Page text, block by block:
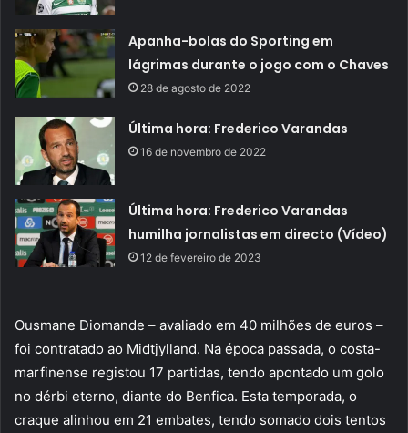
Apanha-bolas do Sporting em
lágrimas durante o jogo com o Chaves
28 de agosto de 2022
Última hora: Frederico Varandas
16 de novembro de 2022
Última hora: Frederico Varandas
humilha jornalistas em directo (Vídeo)
12 de fevereiro de 2023
Ousmane Diomande – avaliado em 40 milhões de euros –
foi contratado ao Midtjylland. Na época passada, o costa-
marfinense registou 17 partidas, tendo apontado um golo
no dérbi eterno, diante do Benfica. Esta temporada, o
craque alinhou em 21 embates, tendo somado dois tentos